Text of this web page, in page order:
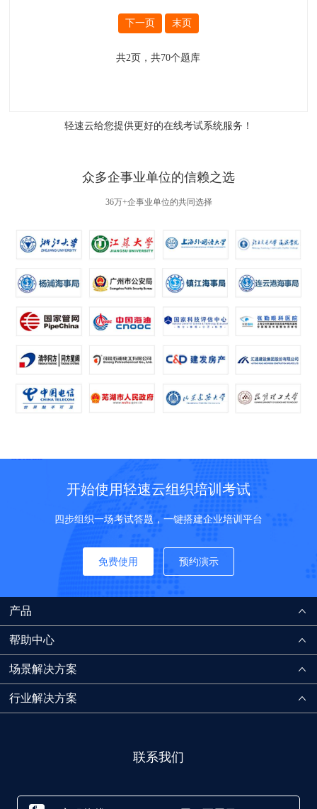
下一页 末页
共2页，共70个题库
轻速云给您提供更好的在线考试系统服务！
众多企事业单位的信赖之选
36万+企事业单位的共同选择
开始使用轻速云组织培训考试
四步组织一场考试答题，一键搭建企业培训平台
免费使用 预约演示
产品
帮助中心
场景解决方案
行业解决方案
联系我们